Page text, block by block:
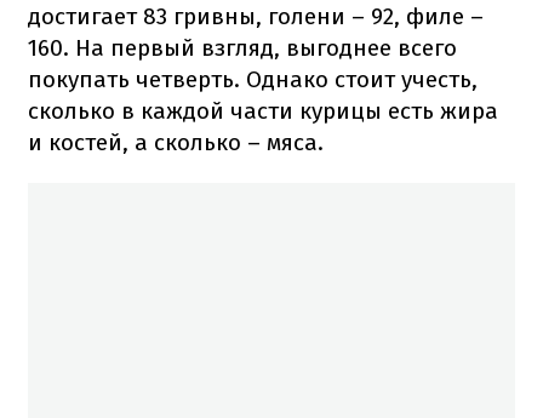
достигает 83 гривны, голени – 92, филе –
160. На первый взгляд, выгоднее всего
покупать четверть. Однако стоит учесть,
сколько в каждой части курицы есть жира
и костей, а сколько – мяса.